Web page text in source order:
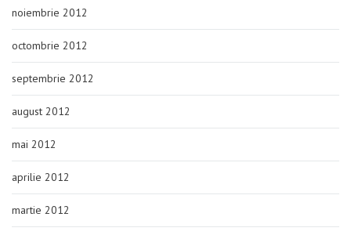
noiembrie 2012
octombrie 2012
septembrie 2012
august 2012
mai 2012
aprilie 2012
martie 2012